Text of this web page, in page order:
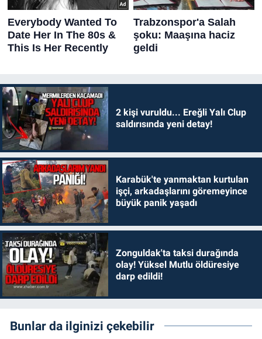
2 kişi vuruldu... Ereğli Yalı Clup
saldırısında yeni detay!
Karabük'te yanmaktan kurtulan
işçi, arkadaşlarını göremeyince
büyük panik yaşadı
Zonguldak'ta taksi durağında
olay! Yüksel Mutlu öldüresiye
darp edildi!
Bunlar da ilginizi çekebilir